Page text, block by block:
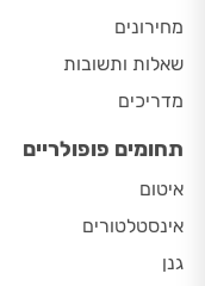
מחירונים
שאלות ותשובות
מדריכים
תחומים פופולריים
איטום
אינסטלטורים
גנן